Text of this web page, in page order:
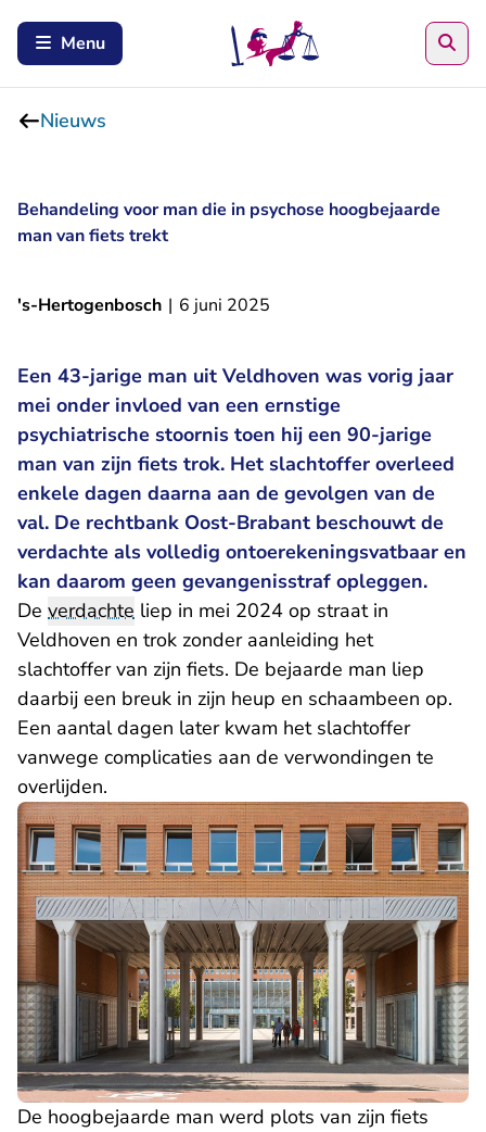
Menu
Nieuws
Behandeling voor man die in psychose hoogbejaarde
man van fiets trekt
's-Hertogenbosch | 6 juni 2025
Een 43-jarige man uit Veldhoven was vorig jaar
mei onder invloed van een ernstige
psychiatrische stoornis toen hij een 90-jarige
man van zijn fiets trok. Het slachtoffer overleed
enkele dagen daarna aan de gevolgen van de
val. De rechtbank Oost-Brabant beschouwt de
verdachte als volledig ontoerekeningsvatbaar en
kan daarom geen gevangenisstraf opleggen.
De verdachte liep in mei 2024 op straat in
Veldhoven en trok zonder aanleiding het
slachtoffer van zijn fiets. De bejaarde man liep
daarbij een breuk in zijn heup en schaambeen op.
Een aantal dagen later kwam het slachtoffer
vanwege complicaties aan de verwondingen te
overlijden.
De hoogbejaarde man werd plots van zijn fiets